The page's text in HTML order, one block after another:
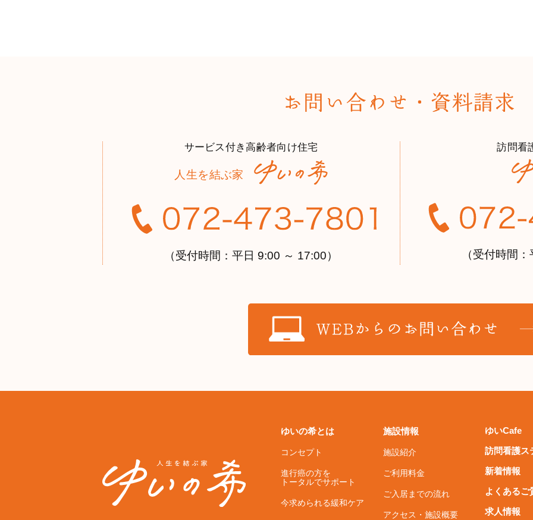
（受付時間：平日 9:00 ～ 17:00） （受付時間
ゆいの希とは
コンセプト
進行癌の方を
トータルでサポート
今求められる緩和ケア
施設情報
施設紹介
ご利用料金
ご入居までの流れ
アクセス・施設概要
ゆいCafe
訪問看護ス
新着情報
よくあるご
求人情報